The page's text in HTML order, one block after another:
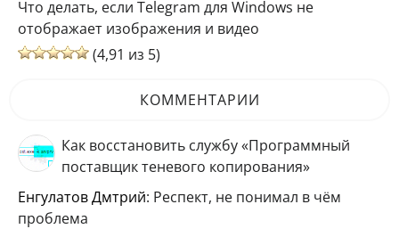
Что делать, если Telegram для Windows не
отображает изображения и видео
(4,91 из 5)
КОММЕНТАРИИ
Как восстановить службу «Программный
поставщик теневого копирования»
Енгулатов Дмтрий: Респект, не понимал в чём
проблема